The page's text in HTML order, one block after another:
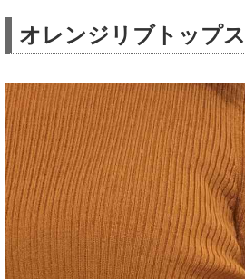
オレンジリブトップ